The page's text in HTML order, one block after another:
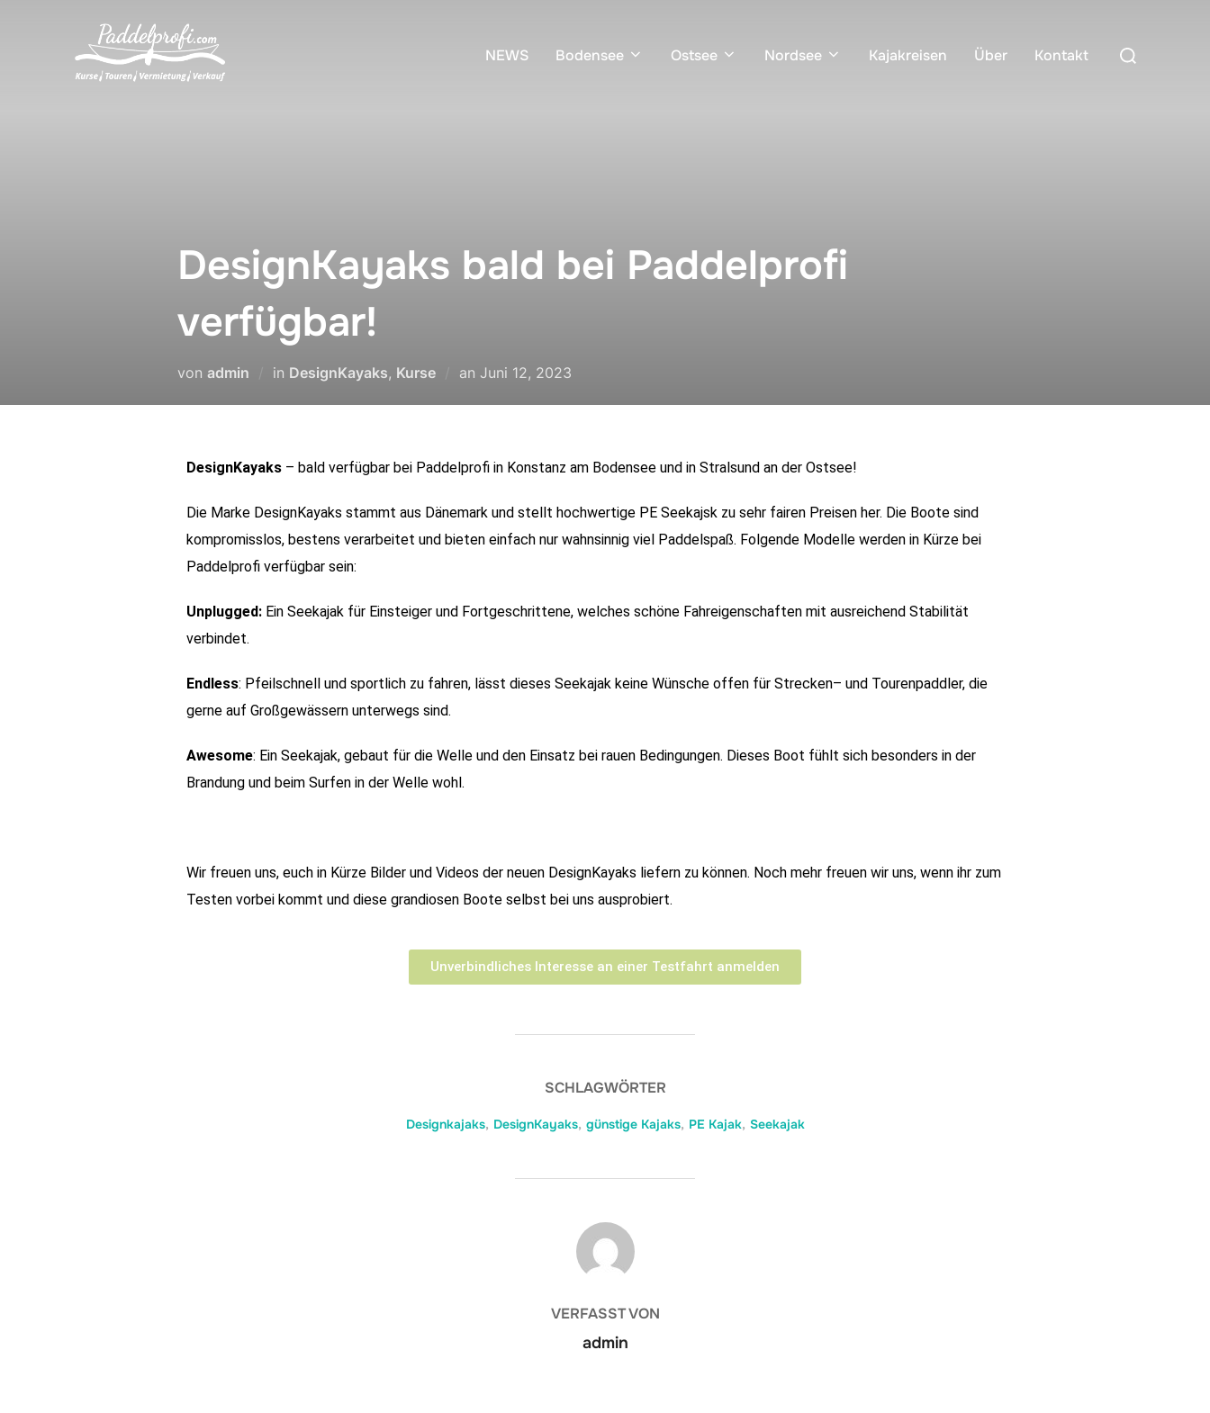
NEWS Bodensee Ostsee Nordsee Kajakreisen Über Kontakt
DesignKayaks bald bei Paddelprofi
verfügbar!
von admin in DesignKayaks, Kurse an Juni 12, 2023
DesignKayaks – bald verfügbar bei Paddelprofi in Konstanz am Bodensee und in Stralsund an der Ostsee!
Die Marke DesignKayaks stammt aus Dänemark und stellt hochwertige PE Seekajsk zu sehr fairen Preisen her. Die Boote sind
kompromisslos, bestens verarbeitet und bieten einfach nur wahnsinnig viel Paddelspaß. Folgende Modelle werden in Kürze bei
Paddelprofi verfügbar sein:
Unplugged: Ein Seekajak für Einsteiger und Fortgeschrittene, welches schöne Fahreigenschaften mit ausreichend Stabilität
verbindet.
Endless: Pfeilschnell und sportlich zu fahren, lässt dieses Seekajak keine Wünsche offen für Strecken– und Tourenpaddler, die
gerne auf Großgewässern unterwegs sind.
Awesome: Ein Seekajak, gebaut für die Welle und den Einsatz bei rauen Bedingungen. Dieses Boot fühlt sich besonders in der
Brandung und beim Surfen in der Welle wohl.
Wir freuen uns, euch in Kürze Bilder und Videos der neuen DesignKayaks liefern zu können. Noch mehr freuen wir uns, wenn ihr zum
Testen vorbei kommt und diese grandiosen Boote selbst bei uns ausprobiert.
Unverbindliches Interesse an einer Testfahrt anmelden
SCHLAGWÖRTER
Designkajaks, DesignKayaks, günstige Kajaks, PE Kajak, Seekajak
BEITRAGSAUTOR
VERFASST VON
admin